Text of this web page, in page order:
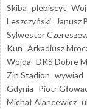
Skiba plebiscyt
Leszczyński
Janusz
Sylwester
Kun Arkadiusz
Wojda DKS Dobre
Zin Stadion wywiad
Gdynia Piotr
Michał Alancewicz